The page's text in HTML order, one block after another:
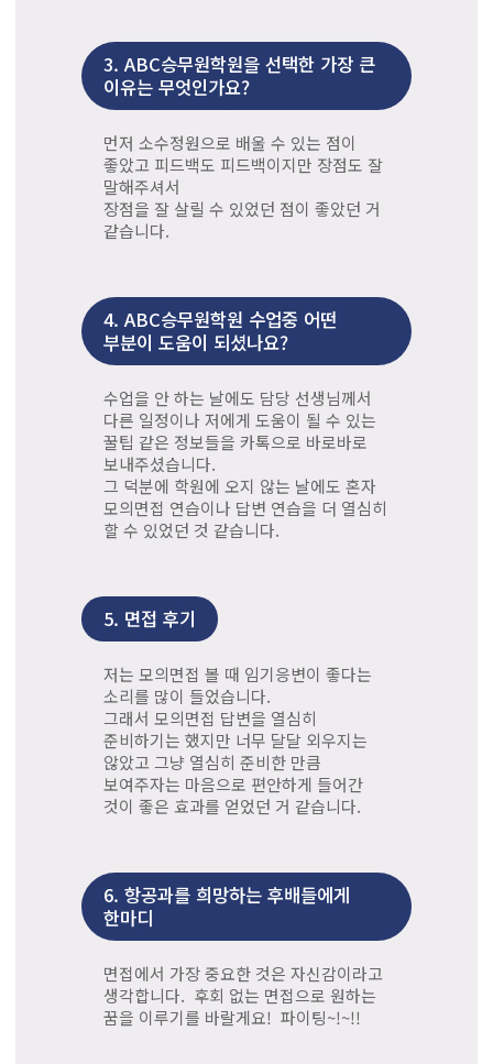
3. ABC승무원학원을 선택한 가장 큰
이유는 무엇인가요?
먼저 소수정원으로 배울 수 있는 점이
좋았고 피드백도 피드백이지만 장점도 잘
말해주셔서
장점을 잘 살릴 수 있었던 점이 좋았던 거
같습니다.
4. ABC승무원학원 수업중 어떤
부분이 도움이 되셨나요?
수업을 안 하는 날에도 담당 선생님께서
다른 일정이나 저에게 도움이 될 수 있는
꿀팁 같은 정보들을 카톡으로 바로바로
보내주셨습니다.
그 덕분에 학원에 오지 않는 날에도 혼자
모의면접 연습이나 답변 연습을 더 열심히
할 수 있었던 것 같습니다.
5. 면접 후기
저는 모의면접 볼 때 임기응변이 좋다는
소리를 많이 들었습니다.
그래서 모의면접 답변을 열심히
준비하기는 했지만 너무 달달 외우지는
않았고 그냥 열심히 준비한 만큼
보여주자는 마음으로 편안하게 들어간
것이 좋은 효과를 얻었던 거 같습니다.
6. 항공과를 희망하는 후배들에게
한마디
면접에서 가장 중요한 것은 자신감이라고
생각합니다. 후회 없는 면접으로 원하는
꿈을 이루기를 바랄게요! 파이팅~!~!!